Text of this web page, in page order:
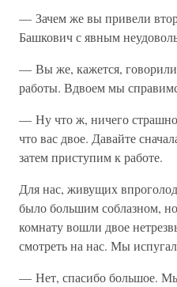
— Зачем же вы привели
Башкович с явным
— Вы же, кажется,
работы. Вдвоем мы
— Ну что ж, ничего
что вас двое. Давайте
затем приступим к работе.
Для нас, живущих
было большим соблазном,
комнату вошли двое
смотреть на нас. Мы
— Нет, спасибо большое.